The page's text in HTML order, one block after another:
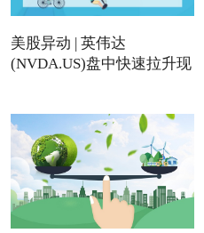
美股异动 | 英伟达
(NVDA.US)盘中快速拉升现